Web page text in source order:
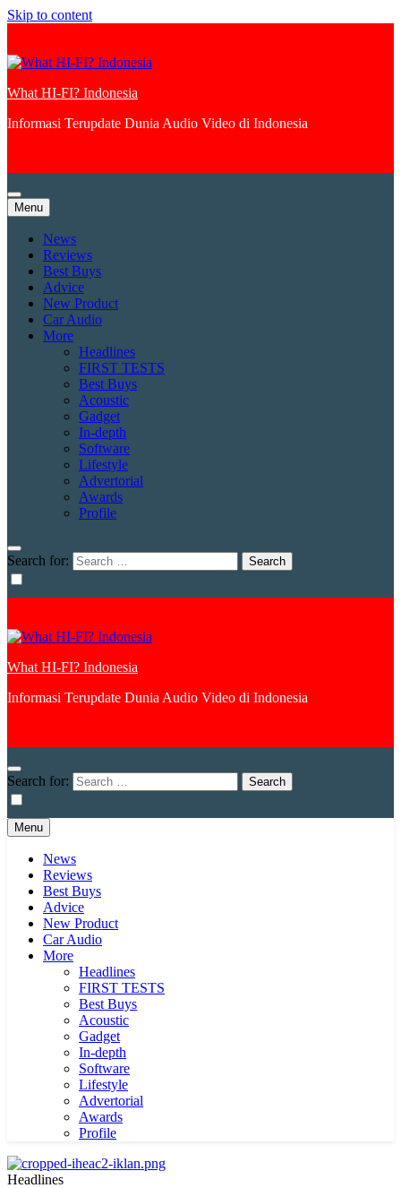
Skip to content
What HI-FI? Indonesia
Informasi Terupdate Dunia Audio Video di Indonesia
Menu
News
Reviews
Best Buys
Advice
New Product
Car Audio
More
Headlines
FIRST TESTS
Best Buys
Acoustic
Gadget
In-depth
Software
Lifestyle
Advertorial
Awards
Profile
Search for:
What HI-FI? Indonesia
Informasi Terupdate Dunia Audio Video di Indonesia
Search for:
Menu
News
Reviews
Best Buys
Advice
New Product
Car Audio
More
Headlines
FIRST TESTS
Best Buys
Acoustic
Gadget
In-depth
Software
Lifestyle
Advertorial
Awards
Profile
Headlines